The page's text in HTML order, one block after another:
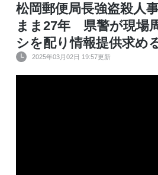
松岡郵便局長強盗殺人
まま27年 県警が現場
シを配り情報提供求
2025年03月02日 19:57更新